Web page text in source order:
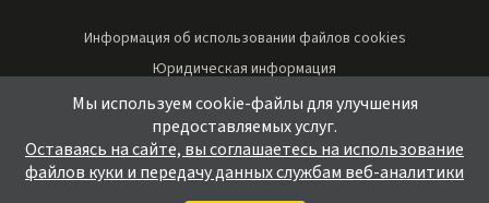
Информация об использовании файлов cookies
Юридическая информация
Согласие на обработку персональных данных пользователей
Политика конфиденциальности
© 2026 все права защищены.
Мы используем cookie-файлы для улучшения
предоставляемых услуг.
Оставаясь на сайте, вы соглашаетесь на использование
файлов куки и передачу данных службам веб-аналитики